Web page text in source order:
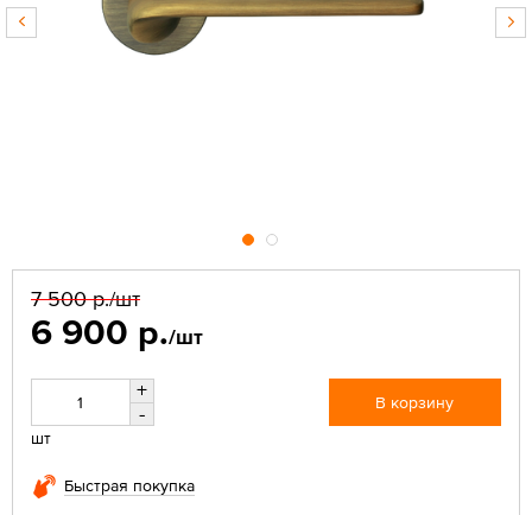
7 500 р./шт
6 900 р./шт
+
-
шт
В корзину
Быстрая покупка